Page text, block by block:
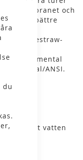
Stäng
du
membranet och
ger bättre
och
Lifestraw-
uppfylla
Environmental
ANSI.
grumligt vatten